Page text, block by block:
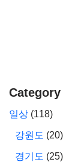
Category
일상 (118)
강원도 (20)
경기도 (25)